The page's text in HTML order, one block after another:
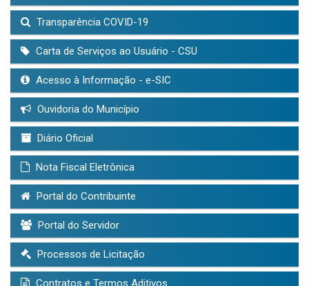
Transparência COVID-19
Carta de Serviços ao Usuário - CSU
Acesso à Informação - e-SIC
Ouvidoria do Município
Diário Oficial
Nota Fiscal Eletrônica
Portal do Contribuinte
Portal do Servidor
Processos de Licitação
Contratos e Termos Aditivos